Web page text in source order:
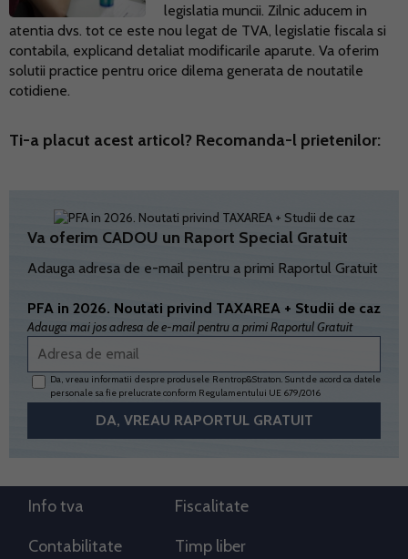
legislatia muncii. Zilnic aducem in
atentia dvs. tot ce este nou legat de TVA, legislatie fiscala si
contabila, explicand detaliat modificarile aparute. Va oferim
solutii practice pentru orice dilema generata de noutatile
cotidiene.
Ti-a placut acest articol? Recomanda-l prietenilor:
Va oferim CADOU un Raport Special Gratuit
Adauga adresa de e-mail pentru a primi Raportul Gratuit
PFA in 2026. Noutati privind TAXAREA + Studii de caz
Adauga mai jos adresa de e-mail pentru a primi Raportul Gratuit
Da, vreau informatii despre produsele Rentrop&Straton. Sunt de acord ca datele
personale sa fie prelucrate conform Regulamentului UE 679/2016
Info tva Fiscalitate
Contabilitate Timp liber